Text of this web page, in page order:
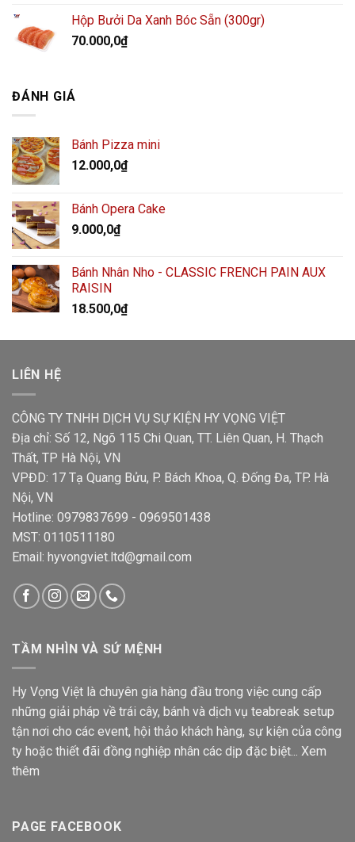
Hộp Bưởi Da Xanh Bóc Sẵn (300gr)
70.000,0₫
ĐÁNH GIÁ
Bánh Pizza mini
12.000,0₫
Bánh Opera Cake
9.000,0₫
Bánh Nhân Nho - CLASSIC FRENCH PAIN AUX
RAISIN
18.500,0₫
LIÊN HỆ
CÔNG TY TNHH DỊCH VỤ SỰ KIỆN HY VỌNG VIỆT
Địa chỉ: Số 12, Ngõ 115 Chi Quan, TT. Liên Quan, H. Thạch
Thất, TP Hà Nội, VN
VPĐD: 17 Tạ Quang Bửu, P. Bách Khoa, Q. Đống Đa, TP. Hà
Nội, VN
Hotline: 0979837699 - 0969501438
MST: 0110511180
Email: hyvongviet.ltd@gmail.com
TẦM NHÌN VÀ SỨ MỆNH
Hy Vọng Việt là chuyên gia hàng đầu trong việc cung cấp
những giải pháp về trái cây, bánh và dịch vụ teabreak setup
tận nơi cho các event, hội thảo khách hàng, sự kiện của công
ty hoặc thiết đãi đồng nghiệp nhân các dịp đặc biệt... Xem
thêm
PAGE FACEBOOK